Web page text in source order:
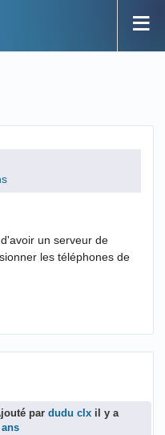
un serveur de
les téléphones de
par dudu clx il y a